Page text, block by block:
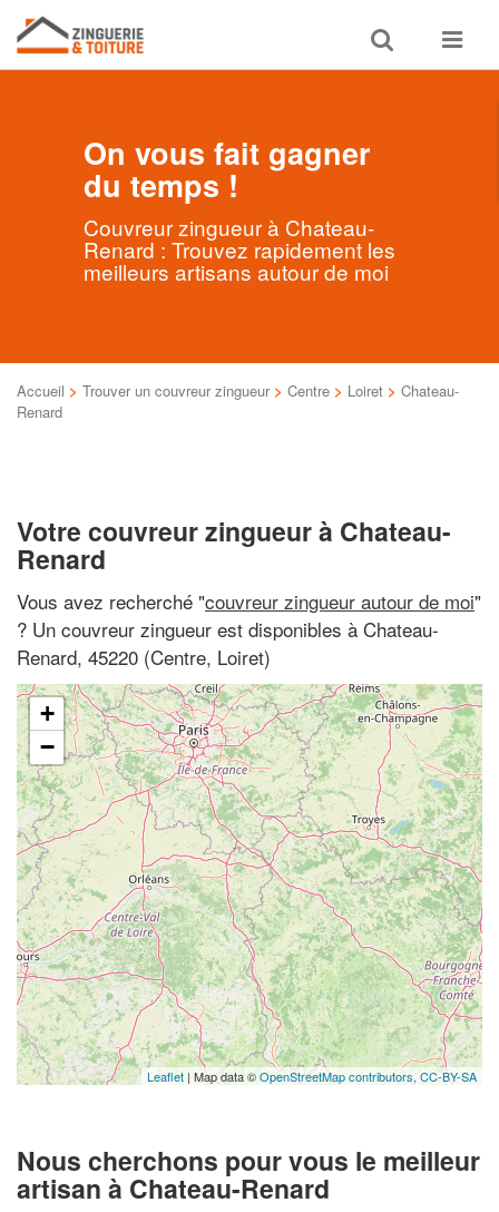
Toggle
search
Toggle
On vous fait gagner
du temps !
Couvreur zingueur à Chateau-
Renard : Trouvez rapidement les
meilleurs artisans autour de moi
Accueil > Trouver un couvreur zingueur > Centre > Loiret > Chateau-
Renard
Votre couvreur zingueur à Chateau-
Renard
Vous avez recherché "couvreur zingueur autour de moi"
? Un couvreur zingueur est disponibles à Chateau-
Renard, 45220 (Centre, Loiret)
+
−
Leaflet | Map data ©OpenStreetMap contributors, CC-BY-SA
Nous cherchons pour vous le meilleur
artisan à Chateau-Renard